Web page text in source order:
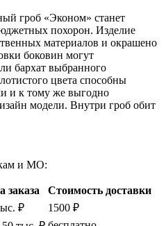
гроб «Эконом» станет
похорон. Изделие
материалов и окрашено
боковин могут
бархат выбранного
цвета способны
и к тому же выгодно
модели. Внутри гроб обит
и МО:
заказа
Стоимость доставки
₽
1500 ₽